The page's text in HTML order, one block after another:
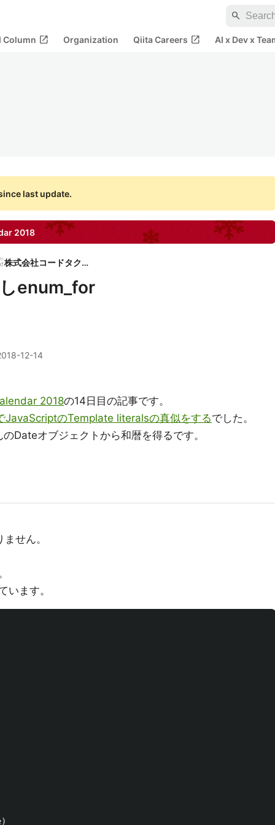
search
Column open_in_new Organization Qiita Careers open_in_new AI x Dev x
last update.
2018
株式会社コードタクト
enum_for
12-14
2018の14日目の記事です。
JavaScriptのTemplate literalsの真似をするでした。
のDateオブジェクトから和暦を得るです。
せん。
います。
)